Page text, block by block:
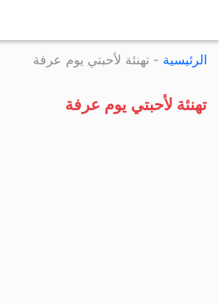
إلى
المحتوى
الرئيسية - تهنئة لأحبتي يوم عرفة
تهنئة لأحبتي يوم عرفة